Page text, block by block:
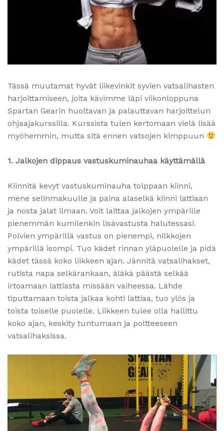
Tässä muutamat hyvät liikevinkit syvien vatsalihasten
harjoittamiseen, joita kävimme läpi viikonloppuna
Spartan Gearin huoltavan ja palauttavan harjoittelun
ohjaajakurssilla. Kurssista tulen kertomaan vielä lisää
myöhemmin, mutta sitä ennen vatsojen kimppuun
1. Jalkojen dippaus vastuskuminauhaa käyttämällä
Kiinnitä kevyt vastuskuminauha tolppaan kiinni,
mene selinmakuulle ja paina alaselkä kiinni lattiaan
ja nosta jalat ilmaan. Voit laittaa jalkojen ympärille
pienemmän kumilenkin lisävastusta halutessasi.
Polvien ympärillä vastus on pienempi, nilkkojen
ympärillä isompi. Tuo kädet rinnan yläpuolelle ja pidä
kädet tässä koko liikkeen ajan. Jännitä vatsalihakset,
rutista napa selkärankaan, äläkä päästä selkää
irtoamaan lattiasta missään vaiheessa. Lähde
tiputtamaan toista jalkaa kohti lattiaa, tuo ylös ja
toista toiselle puolelle. Liikkeen tulee olla hallittu
koko ajan, keskity tuntumaan ja poltteeseen
vatsalihaksissa.